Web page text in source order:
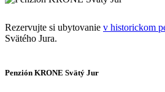
Rezervujte si ubytovanie v historickom
Svätého Jura.
Penzión KRONE Svätý Jur